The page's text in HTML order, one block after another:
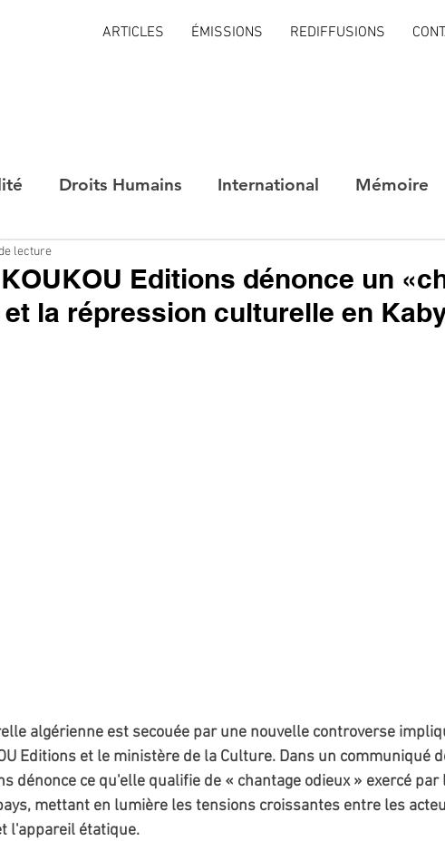
ARTICLES ÉMISSIONS REDIFFUSIONS
Droits Humains International Mémoire
Editions dénonce un
la répression culturelle en
lecture
algérienne est secouée par une nouvelle controverse
Editions et le ministère de la Culture. Dans un communiqué
dénonce ce qu'elle qualifie de « chantage odieux » exercé
mettant en lumière les tensions croissantes entre les
l'appareil étatique.